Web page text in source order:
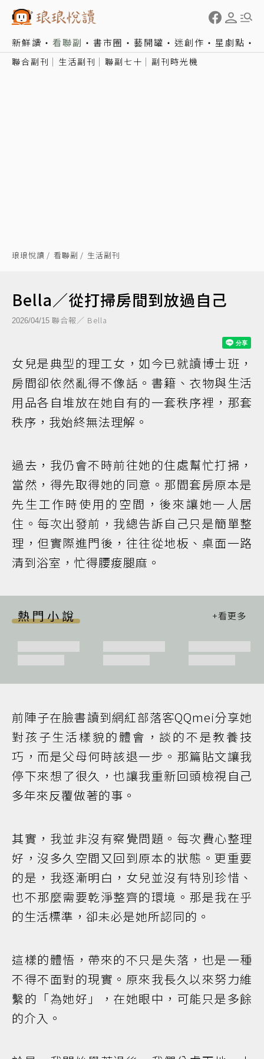
新鮮讀 看聯副 書市圈 藝開罐 迷創作 星劇點
聯合副刊 生活副刊 聯副七十 副刊時光機
琅琅悅讀 看聯副 生活副刊
Bella／從打掃房間到放過自己
2026/04/15 聯合報／ Bella
女兒是典型的理工女，如今已就讀博士班，
房間卻依然亂得不像話。書籍、衣物與生活
用品各自堆放在她自有的一套秩序裡，那套
秩序，我始終無法理解。
過去，我仍會不時前往她的住處幫忙打掃，
當然，得先取得她的同意。那間套房原本是
先生工作時使用的空間，後來讓她一人居
住。每次出發前，我總告訴自己只是簡單整
理，但實際進門後，往往從地板、桌面一路
清到浴室，忙得腰痠腿麻。
熱門小說
前陣子在臉書讀到網紅部落客QQmei分享她
對孩子生活樣貌的體會，談的不是教養技
巧，而是父母何時該退一步。那篇貼文讓我
停下來想了很久，也讓我重新回頭檢視自己
多年來反覆做著的事。
其實，我並非沒有察覺問題。每次費心整理
好，沒多久空間又回到原本的狀態。更重要
的是，我逐漸明白，女兒並沒有特別珍惜、
也不那麼需要乾淨整齊的環境。那是我在乎
的生活標準，卻未必是她所認同的。
這樣的體悟，帶來的不只是失落，也是一種
不得不面對的現實。原來我長久以來努力維
繫的「為她好」，在她眼中，可能只是多餘
的介入。